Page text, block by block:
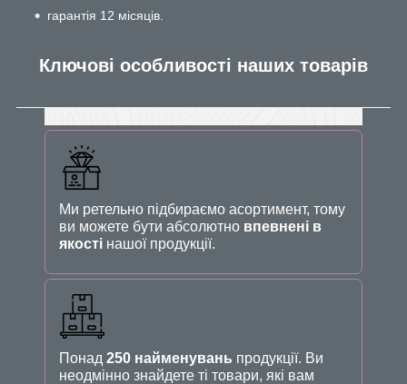
гарантія 12 місяців.
Ключові особливості наших товарів
Ми ретельно підбираємо асортимент, тому
ви можете бути абсолютно впевнені в
якості нашої продукції.
Понад 250 найменувань продукції. Ви
неодмінно знайдете ті товари, які вам